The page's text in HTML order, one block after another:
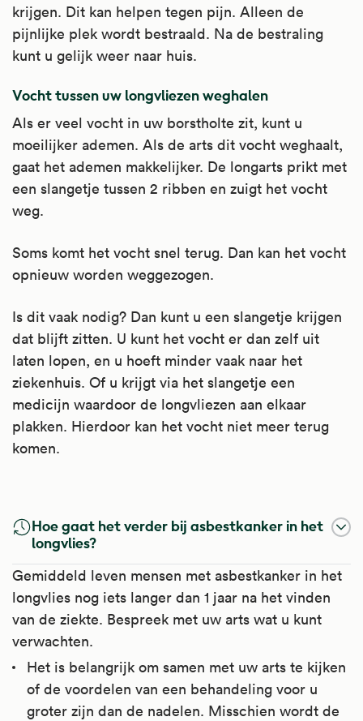
krijgen. Dit kan helpen tegen pijn. Alleen de
pijnlijke plek wordt bestraald. Na de bestraling
kunt u gelijk weer naar huis.
Vocht tussen uw longvliezen weghalen
Als er veel vocht in uw borstholte zit, kunt u
moeilijker ademen. Als de arts dit vocht weghaalt,
gaat het ademen makkelijker. De longarts prikt met
een slangetje tussen 2 ribben en zuigt het vocht
weg.
Soms komt het vocht snel terug. Dan kan het vocht
opnieuw worden weggezogen.
Is dit vaak nodig? Dan kunt u een slangetje krijgen
dat blijft zitten. U kunt het vocht er dan zelf uit
laten lopen, en u hoeft minder vaak naar het
ziekenhuis. Of u krijgt via het slangetje een
medicijn waardoor de longvliezen aan elkaar
plakken. Hierdoor kan het vocht niet meer terug
komen.
Ibuprofen is een ontstekingsremmende
pijnstiller. Dit soort pijnstillers wordt ook wel
NSAID genoemd. Het werkt pijnstillend,
ontstekingsremmend en koortsverlagend.
Het is te gebruiken bij pijn waarbij ook
sprake is van een ontsteking, zoals bij
gewrichtspijn, reumatoïde artritis, ziekte van
Bechterew en jicht. Bovendien bij migraine,
Hoe gaat het verder bij asbestkanker in het
longvlies?
Gemiddeld leven mensen met asbestkanker in het
longvlies nog iets langer dan 1 jaar na het vinden
van de ziekte. Bespreek met uw arts wat u kunt
verwachten.
Het is belangrijk om samen met uw arts te kijken
of de voordelen van een behandeling voor u
groter zijn dan de nadelen. Misschien wordt de